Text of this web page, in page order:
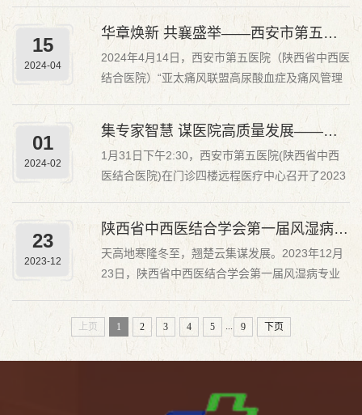
中西医结合专科医师培训班在西安建国饭店隆重举
行。会议由中国中西医结合学会主办，陕西省中西
医结合医院...
15
2024-04
华章焕新 共襄盛举——西安市第五医院（陕西省中西医结合医院）“亚太痛风联盟高尿酸血症及痛风管理...
2024年4月14日，西安市第五医院（陕西省中西医
结合医院）“亚太痛风联盟高尿酸血症及痛风管理
分中心”揭牌仪式暨痛风学术沙龙成功举行。西安
局局长翟静娴、亚太痛风联盟（APGC）联合主席
李长贵教授、山东省免疫疾病与痛风临床医学研究
中心培训部主...
01
2024-02
集专家智慧 谋医院高质量发展——西安市第五医院（陕西省中西医结合医院）召开2023年度专家座谈会
1月31日下午2:30，西安市第五医院(陕西省中西
医结合医院)在门诊四楼远程医疗中心召开了2023
年度专家座谈会。医院9名外聘专家、返聘专家、
在职专家代表及所在科室主任参加会议，受院长郭
华及院领导班子委托，副院长朱红英、黄小强参加
座谈。副院长朱红英首先传达了医院班子对各位专
家的问候和感...
23
2023-12
陕西省中西医结合学会第一届风湿病专业委员会2023年学术会议在西安市第五医院（陕西省中西医结合医...
天高地寒隆冬至，翘楚云集谋发展。2023年12月
23日，陕西省中西医结合学会第一届风湿病专业
华院长代表西安市第五医院 （陕西省中西医结合
医院）领导班子及全体职工，对参加会议的各位专
上页 1 2 3 4 5 9 下页